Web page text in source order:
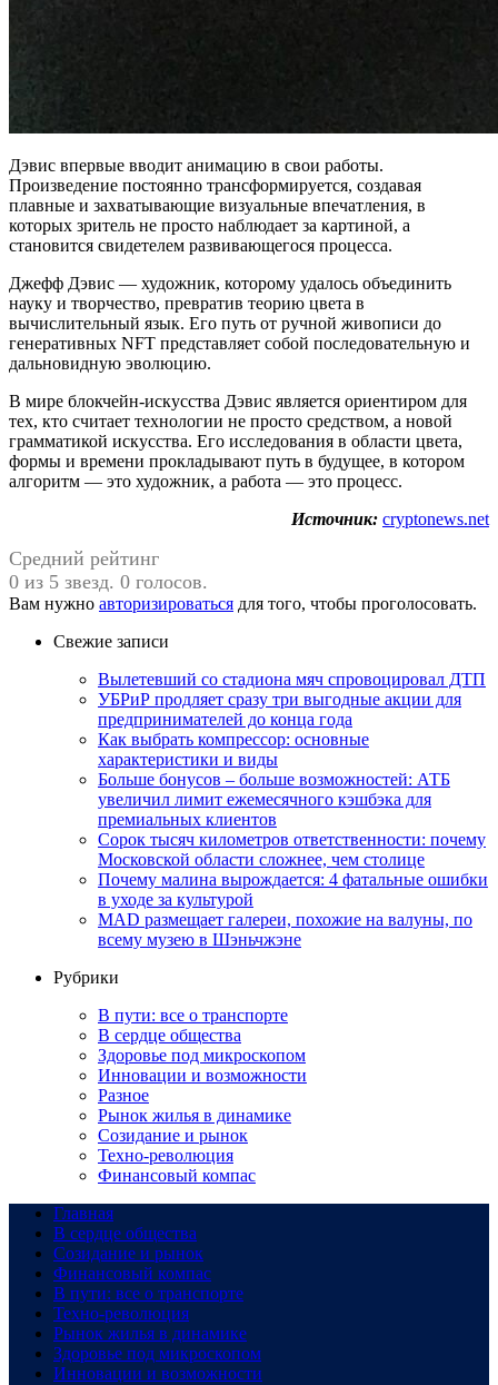
Дэвис впервые вводит анимацию в свои работы.
Произведение постоянно трансформируется, создавая
плавные и захватывающие визуальные впечатления, в
которых зритель не просто наблюдает за картиной, а
становится свидетелем развивающегося процесса.
Джефф Дэвис — художник, которому удалось объединить
науку и творчество, превратив теорию цвета в
вычислительный язык. Его путь от ручной живописи до
генеративных NFT представляет собой последовательную и
дальновидную эволюцию.
В мире блокчейн-искусства Дэвис является ориентиром для
тех, кто считает технологии не просто средством, а новой
грамматикой искусства. Его исследования в области цвета,
формы и времени прокладывают путь в будущее, в котором
алгоритм — это художник, а работа — это процесс.
Источник: cryptonews.net
Средний рейтинг
0 из 5 звезд. 0 голосов.
Вам нужно авторизироваться для того, чтобы проголосовать.
Свежие записи
Вылетевший со стадиона мяч спровоцировал ДТП
УБРиР продляет сразу три выгодные акции для
предпринимателей до конца года
Как выбрать компрессор: основные
характеристики и виды
Больше бонусов – больше возможностей: АТБ
увеличил лимит ежемесячного кэшбэка для
премиальных клиентов
Сорок тысяч километров ответственности: почему
Московской области сложнее, чем столице
Почему малина вырождается: 4 фатальные ошибки
в уходе за культурой
MAD размещает галереи, похожие на валуны, по
всему музею в Шэньчжэне
Рубрики
В пути: все о транспорте
В сердце общества
Здоровье под микроскопом
Инновации и возможности
Разное
Рынок жилья в динамике
Созидание и рынок
Техно-революция
Финансовый компас
Главная
В сердце общества
Созидание и рынок
Финансовый компас
В пути: все о транспорте
Техно-революция
Рынок жилья в динамике
Здоровье под микроскопом
Инновации и возможности